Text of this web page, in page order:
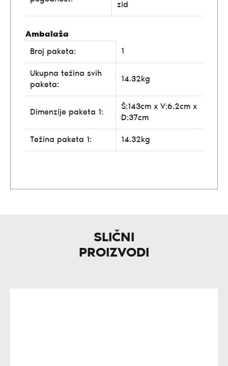
zid
Ambalaža
Broj paketa:
1
Ukupna težina svih
paketa:
14.32kg
Dimenzije paketa 1:
Š:143cm x V:6.2cm x
D:37cm
Težina paketa 1: 14.32kg
SLIČNI
PROIZVODI